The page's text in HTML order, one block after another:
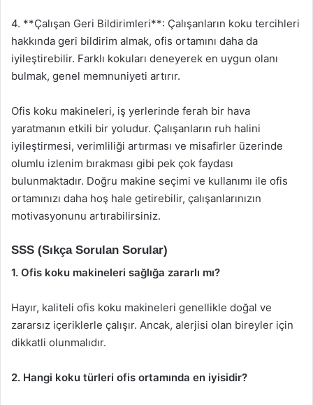
4. **Çalışan Geri Bildirimleri**: Çalışanların koku tercihleri
hakkında geri bildirim almak, ofis ortamını daha da
iyileştirebilir. Farklı kokuları deneyerek en uygun olanı
bulmak, genel memnuniyeti artırır.
Ofis koku makineleri, iş yerlerinde ferah bir hava
yaratmanın etkili bir yoludur. Çalışanların ruh halini
iyileştirmesi, verimliliği artırması ve misafirler üzerinde
olumlu izlenim bırakması gibi pek çok faydası
bulunmaktadır. Doğru makine seçimi ve kullanımı ile ofis
ortamınızı daha hoş hale getirebilir, çalışanlarınızın
motivasyonunu artırabilirsiniz.
SSS (Sıkça Sorulan Sorular)
1. Ofis koku makineleri sağlığa zararlı mı?
Hayır, kaliteli ofis koku makineleri genellikle doğal ve
zararsız içeriklerle çalışır. Ancak, alerjisi olan bireyler için
dikkatli olunmalıdır.
2. Hangi koku türleri ofis ortamında en iyisidir?